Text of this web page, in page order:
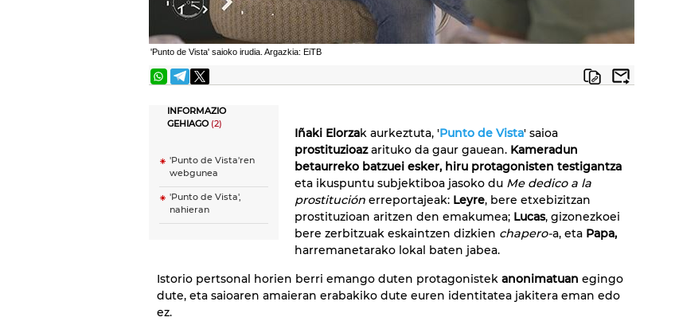
'Punto de Vista' saioko irudia. Argazkia: EiTB
INFORMAZIO
GEHIAGO(2)
'Punto de Vista'ren
webgunea
'Punto de Vista',
nahieran
Iñaki Elorzak aurkeztuta, 'Punto de Vista' saioa
prostituzioazarituko da gaur gauean. Kameradun
betaurreko batzuei esker, hiru protagonisten testigantza
eta ikuspuntu subjektiboa jasoko du Me dedico a la
prostitución erreportajeak: Leyre, bere etxebizitzan
prostituzioan aritzen den emakumea; Lucas, gizonezkoei
bere zerbitzuak eskaintzen dizkien chapero-a, eta Papa,
harremanetarako lokal baten jabea.
Istorio pertsonal horien berri emango duten protagonistek anonimatuan egingo
dute, eta saioaren amaieran erabakiko dute euren identitatea jakitera eman edo
ez.